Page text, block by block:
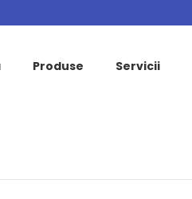
Produse Servicii